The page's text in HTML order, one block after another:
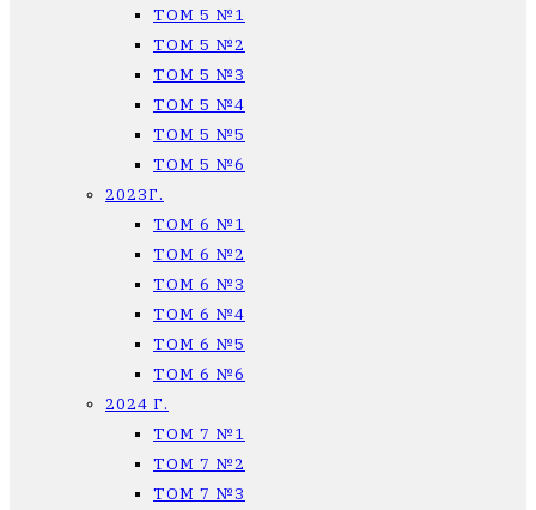
ТОМ 5 №1
ТОМ 5 №2
ТОМ 5 №3
ТОМ 5 №4
ТОМ 5 №5
ТОМ 5 №6
2023Г.
ТОМ 6 №1
ТОМ 6 №2
ТОМ 6 №3
ТОМ 6 №4
ТОМ 6 №5
ТОМ 6 №6
2024 Г.
ТОМ 7 №1
ТОМ 7 №2
ТОМ 7 №3